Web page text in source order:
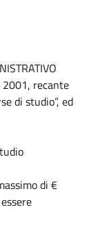
2001, recante
di studio”, ed
di €